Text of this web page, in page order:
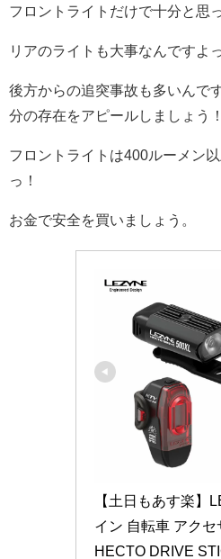
フロントライトだけで十分と思
リアのライトも大事なんですよ
後方からの追突事故も多いんで
分の存在をアピールしましょう！
フロントライトは400ルーメン
っ！
お金で安全を買いましょう。
【土日もあす楽】
イン 自転車 アクセ
HECTO DRIVE